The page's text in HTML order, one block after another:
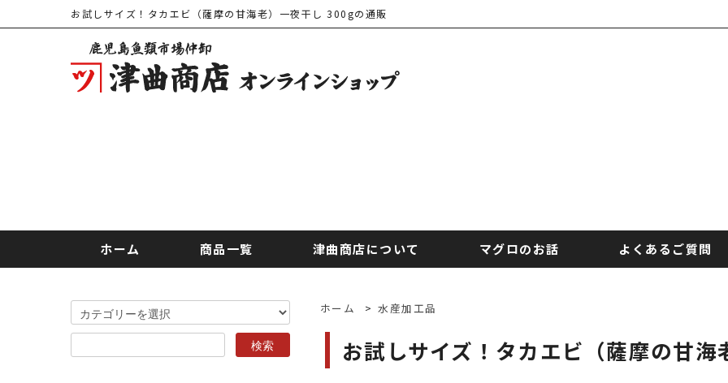
お試しサイズ！タカエビ（薩摩の甘海老）一夜干し 300gの通販
ホーム 商品一覧 津曲商店について マグロのお話 よくあるご質問
ホーム > 水産加工品
お試しサイズ！タカエビ（薩摩の甘